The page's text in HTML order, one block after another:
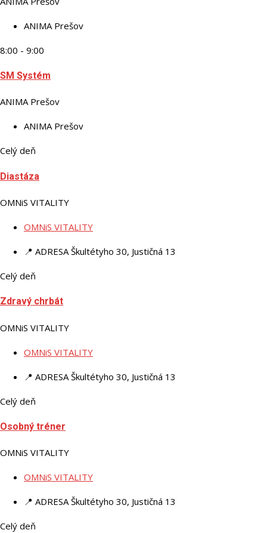
ANIMA Prešov
8:00 - 9:00
SM Systém
ANIMA Prešov
ANIMA Prešov
Celý deň
Diastáza
OMNiS VITALITY
OMNiS VITALITY
📍 ADRESA Škultétyho 30, Justičná 13
Celý deň
Zdravý chrbát
OMNiS VITALITY
OMNiS VITALITY
📍 ADRESA Škultétyho 30, Justičná 13
Celý deň
Osobný tréner
OMNiS VITALITY
OMNiS VITALITY
📍 ADRESA Škultétyho 30, Justičná 13
Celý deň